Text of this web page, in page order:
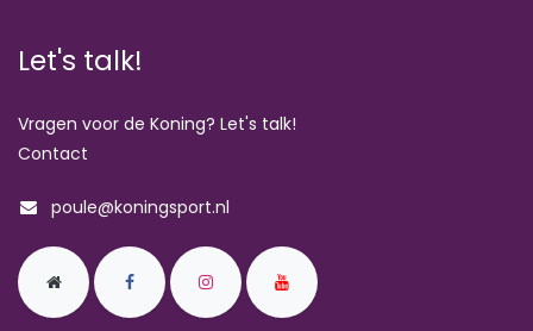
Let's talk!
Vragen voor de Koning? Let's talk!
Contact
poule@koningsport.nl